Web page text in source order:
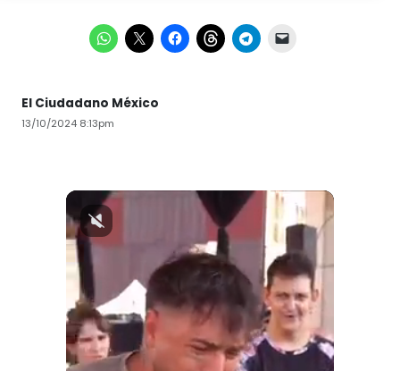
El Ciudadano México
13/10/2024 8:13pm